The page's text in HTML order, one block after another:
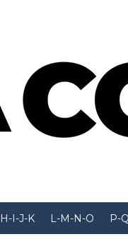
H-I-J-K L-M-N-O P-